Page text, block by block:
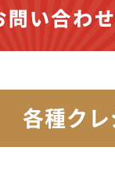
各種ク